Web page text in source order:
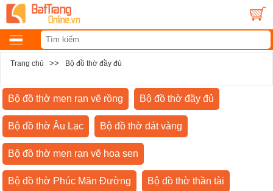
Trang chủ >> Bộ đồ thờ đầy đủ
Bộ đồ thờ men rạn vẽ rồng Bộ đồ thờ đầy đủ
Bộ đồ thờ Âu Lạc Bộ đồ thờ dát vàng
Bộ đồ thờ men rạn vẽ hoa sen
Bộ đồ thờ Phúc Mãn Đường Bộ đồ thờ thần tài